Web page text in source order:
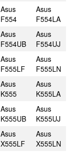
Asus
F554
Asus
F554LA
Asus
F554UB
Asus
F554UJ
Asus
F555LF
Asus
F555LN
Asus
K555
Asus
K555LA
Asus
K555UB
Asus
K555UJ
Asus
X555LF
Asus
X555LN